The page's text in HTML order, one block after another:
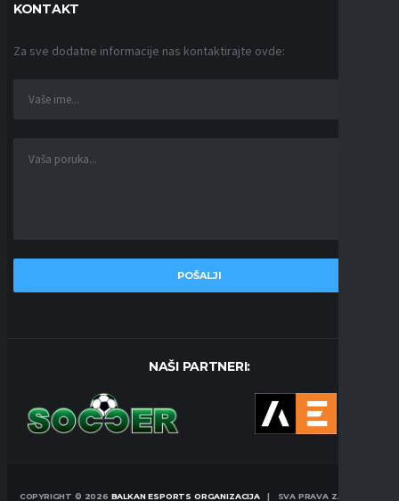
KONTAKT
Za sve dodatne informacije nas kontaktirajte ovde:
NAŠI PARTNERI:
COPYRIGHT © 2026 BALKAN ESPORTS ORGANIZACIJA| SVA PRAVA ZADRŽANA